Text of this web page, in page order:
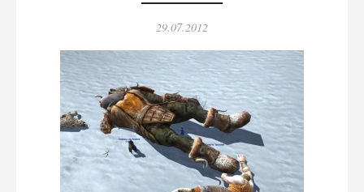
Опубликовано
29.07.2012